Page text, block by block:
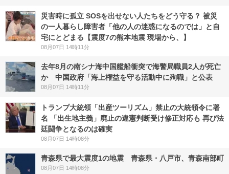
災害時に孤立 SOSを出せない人たちをどう守る？ 被災
の一人暮らし障害者「他の人の迷惑になるのでは」と自
宅にとどまる【震度7の熊本地震 現場から、】
08月07日 14時11分
去年8月の南シナ海中国艦船衝突で海警局職員2人が死亡
か 中国政府「海上権益を守る活動中に殉職」と公表
08月07日 14時11分
トランプ大統領「出産ツーリズム」禁止の大統領令に署
名 「出生地主義」廃止の違憲判断受け修正対応も 再び法
廷闘争となるのは確実
08月07日 14時08分
青森県で最大震度1の地震 青森県・八戸市、青森南部町
08月07日 14時08分